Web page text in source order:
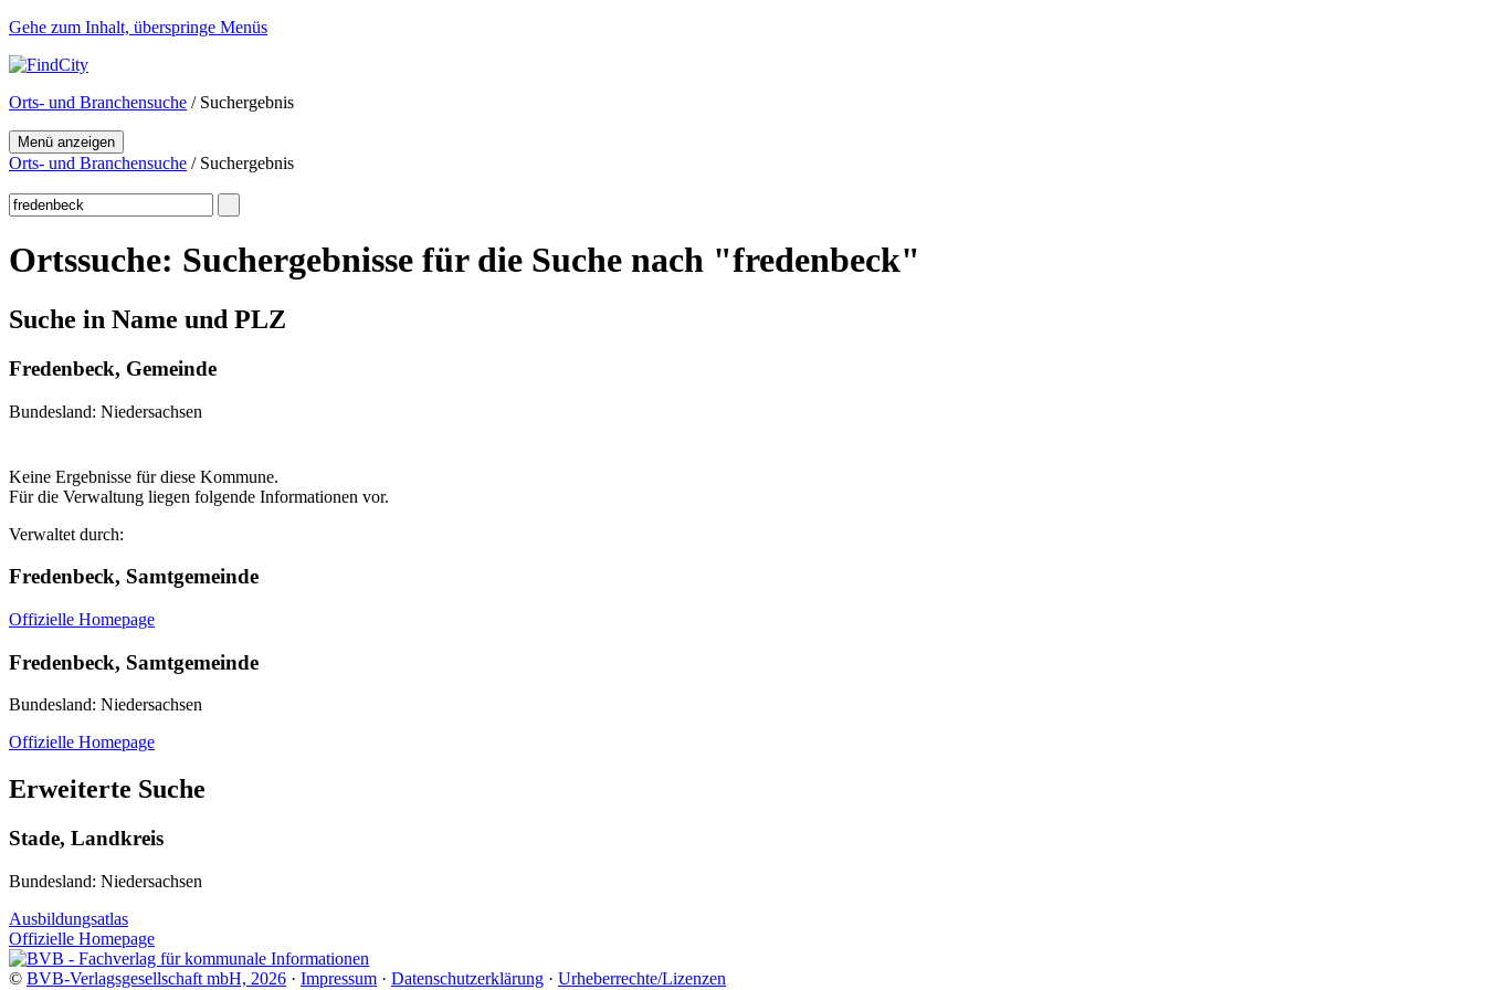
Gehe zum Inhalt, überspringe Menüs
Orts- und Branchensuche / Suchergebnis
Menü anzeigen
Orts- und Branchensuche / Suchergebnis
Ortssuche: Suchergebnisse für die Suche nach "fredenbeck"
Suche in Name und PLZ
Fredenbeck, Gemeinde
Bundesland: Niedersachsen
Keine Ergebnisse für diese Kommune.
Für die Verwaltung liegen folgende Informationen vor.
Verwaltet durch:
Fredenbeck, Samtgemeinde
Offizielle Homepage
Fredenbeck, Samtgemeinde
Bundesland: Niedersachsen
Offizielle Homepage
Erweiterte Suche
Stade, Landkreis
Bundesland: Niedersachsen
Ausbildungsatlas
Offizielle Homepage
© BVB-Verlagsgesellschaft mbH, 2026 · Impressum · Datenschutzerklärung · Urheberrechte/Lizenzen